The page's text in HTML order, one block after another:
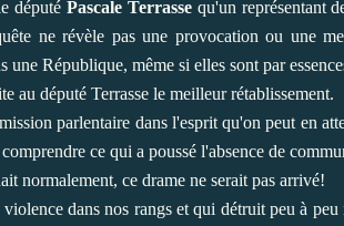
député Pascale Terrassequ'un représentant
ne révèle pas une provocation ou une
une République, même si elles sont par
au député Terrasse le meilleur rétablissement.
parlentaire dans l'esprit qu'on peut en
ce qui a poussé l'absence de
normalement, ce drame ne serait pas arrivé!
dans nos rangs et qui détruit peu à